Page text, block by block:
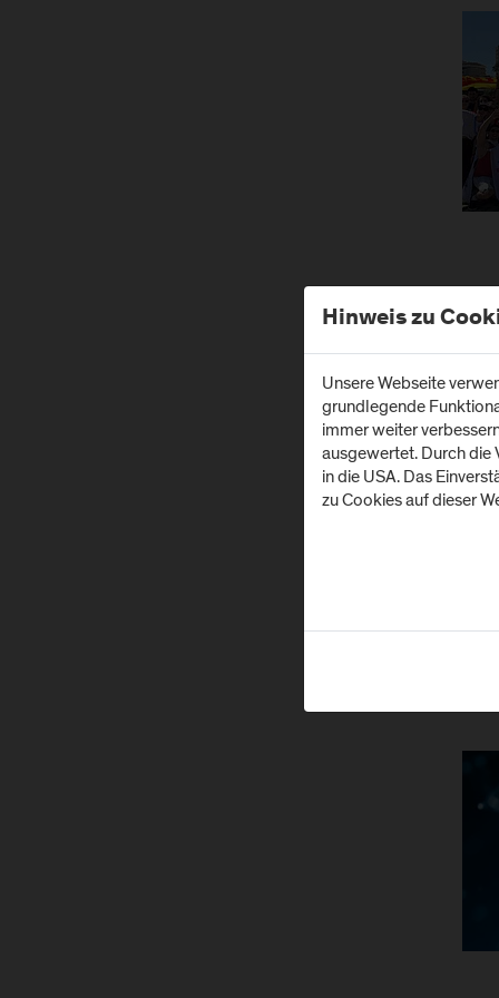
Hinweis zu
Unsere Webseite
grundlegende
immer weiter
ausgewertet. Durch die
in die USA. Das
zu Cookies auf dieser